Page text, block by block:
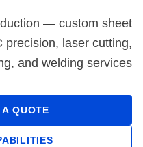
— custom sheet
precision, laser cutting,
and welding services.
QUOTE